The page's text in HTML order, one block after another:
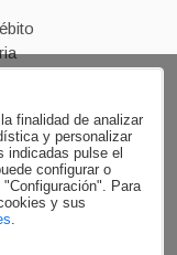
finalidad de analizar
y personalizar
indicadas pulse el
configurar o
Para
y sus
.